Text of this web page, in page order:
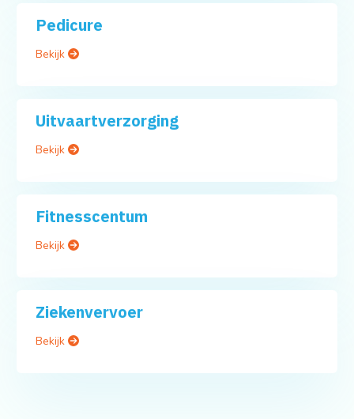
Pedicure
Bekijk
Uitvaartverzorging
Bekijk
Fitnesscentum
Bekijk
Ziekenvervoer
Bekijk